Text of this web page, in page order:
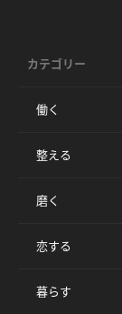
カテゴリー
働く
整える
磨く
恋する
暮らす